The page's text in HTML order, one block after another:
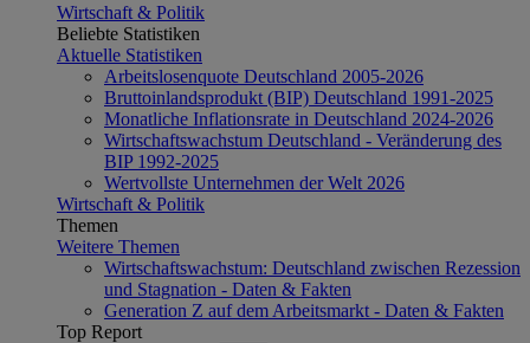
Wirtschaft & Politik
Beliebte Statistiken
Aktuelle Statistiken
Arbeitslosenquote Deutschland 2005-2026
Bruttoinlandsprodukt (BIP) Deutschland 1991-2025
Monatliche Inflationsrate in Deutschland 2024-2026
Wirtschaftswachstum Deutschland - Veränderung des
BIP 1992-2025
Wertvollste Unternehmen der Welt 2026
Wirtschaft & Politik
Themen
Weitere Themen
Wirtschaftswachstum: Deutschland zwischen Rezession
und Stagnation - Daten & Fakten
Generation Z auf dem Arbeitsmarkt - Daten & Fakten
Top Report